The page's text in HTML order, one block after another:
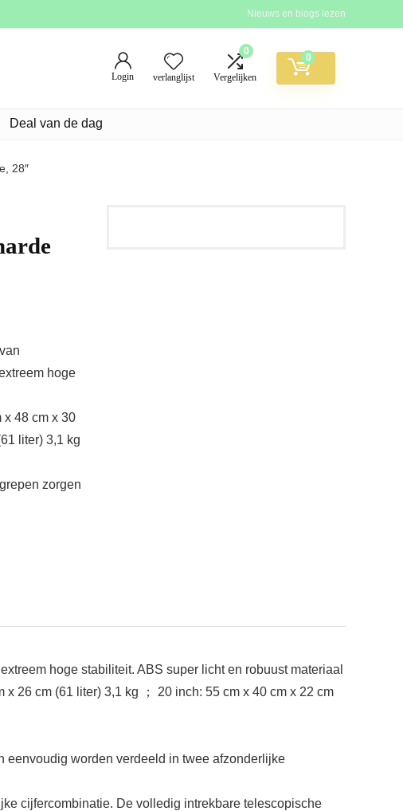
Nieuws en blogs lezen
Login verlanglijst
0
Vergelijken
0
Deal van de dag
28″
hoge
x 48 cm x 30
liter) 3,1 kg
zorgen
hoge stabiliteit. ABS super licht en robuust materiaal
26 cm (61 liter) 3,1 kg ； 20 inch: 55 cm x 40 cm x 22 cm
eenvoudig worden verdeeld in twee afzonderlijke
cijfercombinatie. De volledig intrekbare telescopische